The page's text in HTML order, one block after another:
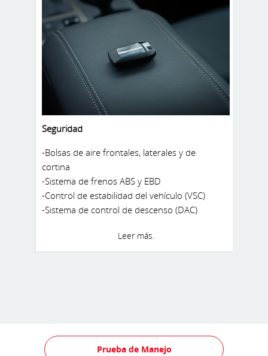
Seguridad
-Bolsas de aire frontales, laterales y de
cortina
-Sistema de frenos ABS y EBD
-Control de estabilidad del vehículo (VSC)
-Sistema de control de descenso (DAC)
-Sistema de seguridad antirrobo con
Leer más.
Prueba de Manejo